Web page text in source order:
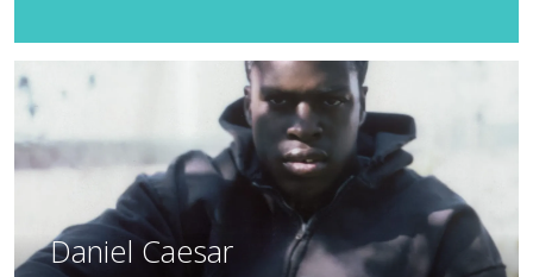
Daniel Caesar